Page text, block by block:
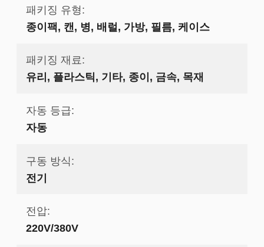
패키징 유형:
종이팩, 캔, 병, 배럴, 가방, 필름, 케이스
패키징 재료:
유리, 플라스틱, 기타, 종이, 금속, 목재
자동 등급:
자동
구동 방식:
전기
전압:
220V/380V